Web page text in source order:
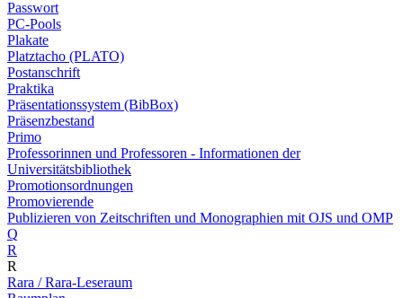
Passwort
PC-Pools
Plakate
Platztacho (PLATO)
Postanschrift
Praktika
Präsentationssystem (BibBox)
Präsenzbestand
Primo
Professorinnen und Professoren - Informationen der
Universitätsbibliothek
Promotionsordnungen
Promovierende
Publizieren von Zeitschriften und Monographien mit OJS und OMP
Q
R
R
Rara / Rara-Leseraum